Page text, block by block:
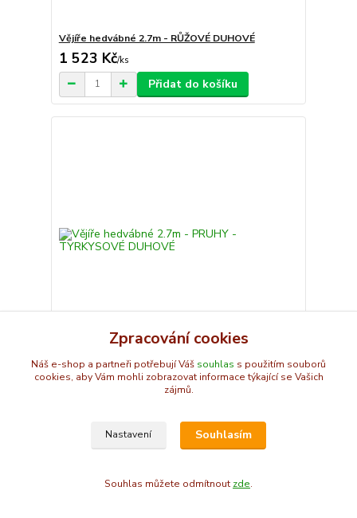
Vějíře hedvábné 2.7m - RŮŽOVÉ DUHOVÉ
1 523 Kč/ks
Přidat do košíku
Vějíře hedvábné 2.7m - PRUHY - TYRKYSOVÉ
DUHOVÉ
Zvolit variantu
Zpracování cookies
Náš e-shop a partneři potřebují Váš souhlas s použitím souborů
cookies, aby Vám mohli zobrazovat informace týkající se Vašich
zájmů.
Nastavení Souhlasím
Souhlas můžete odmítnout zde.